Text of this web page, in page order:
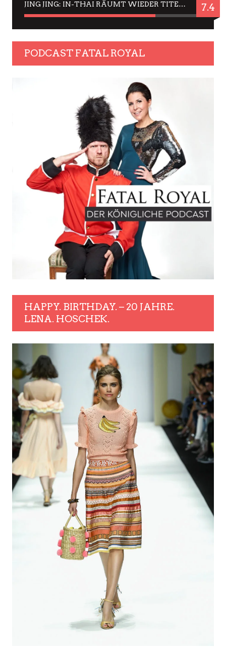
JING JING: IN-THAI RÄUMT WIEDER TITEL AB – EIN ZWEI-STUNDEN-ERLEBNISBERICHT 7.4
PODCAST FATAL ROYAL
HAPPY. BIRTHDAY. – 20 JAHRE.
LENA. HOSCHEK.